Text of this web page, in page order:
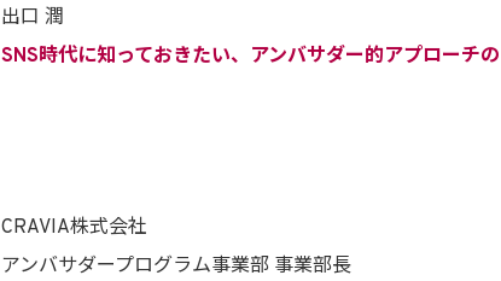
出口 潤
SNS時代に知っておきたい、アンバサダー的アプローチ
CRAVIA株式会社
アンバサダープログラム事業部 事業部長